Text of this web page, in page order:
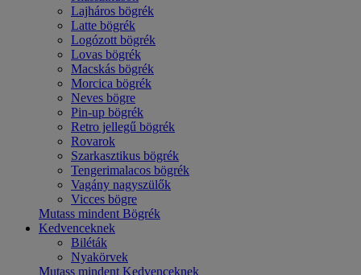
Lajháros bögrék
Latte bögrék
Logózott bögrék
Lovas bögrék
Macskás bögrék
Morcica bögrék
Neves bögre
Pin-up bögrék
Retro jellegű bögrék
Rovarok
Szarkasztikus bögrék
Tengerimalacos bögrék
Vagány nagyszülők
Vicces bögre
Mutass mindent Bögrék
Kedvenceknek
Biléták
Nyakörvek
Mutass mindent Kedvenceknek